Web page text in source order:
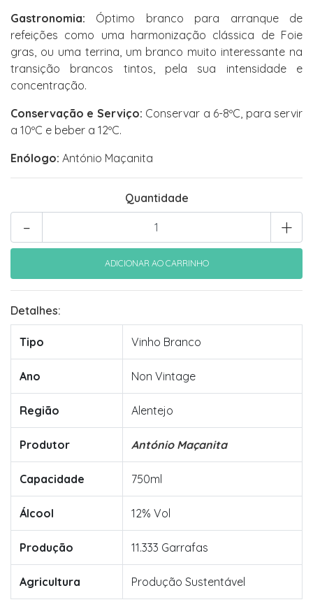
Gastronomia: Óptimo branco para arranque de
refeições como uma harmonização clássica de Foie
gras, ou uma terrina, um branco muito interessante na
transição brancos tintos, pela sua intensidade e
concentração.
Conservação e Serviço: Conservar a 6-8ºC, para servir
a 10ºC e beber a 12ºC.
Enólogo: António Maçanita
Quantidade
+
-
Detalhes:
Tipo Vinho Branco
Ano Non Vintage
Região Alentejo
Produtor António Maçanita
Capacidade 750ml
Álcool 12% Vol
Produção 11.333 Garrafas
Agricultura Produção Sustentável